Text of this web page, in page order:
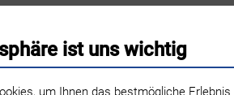
Brugger Obst- und Weinbau
ist uns wichtig
um Ihnen das bestmögliche